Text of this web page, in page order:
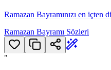
Ramazan Bayramınızı en
Ramazan Bayramı Sözleri
"